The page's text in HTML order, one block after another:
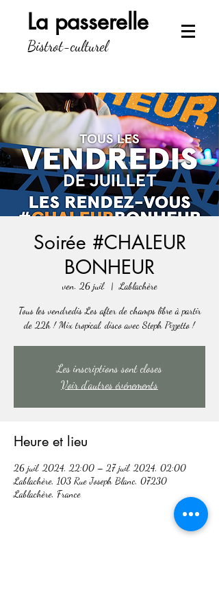
La passerelle
Bistrot-culturel
Soirée #CHALEUR
BONHEUR
ven. 26 juil.
  |
Lablachère
Tous les vendredis Les after de champs libre à partir
de 22h ! Mix tropical, disco avec Steph Pizzetto !
Les inscriptions sont closes
Voir d'autres événements
Heure et lieu
26 juil. 2024, 22:00 – 27 juil. 2024, 02:00
Lablachère, 103 Rue Joseph Blanc, 07230
Lablachère, France